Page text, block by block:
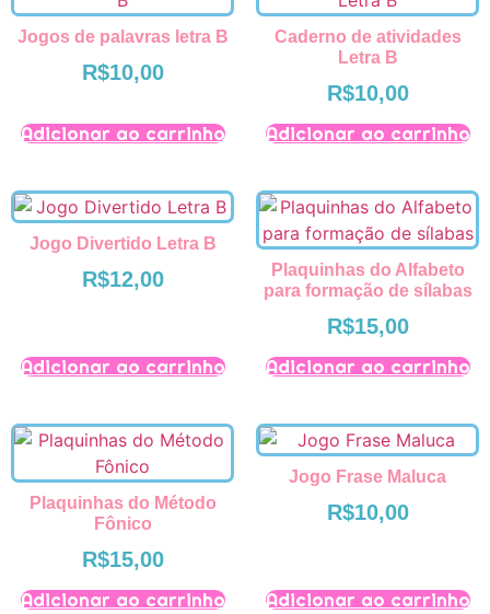
Jogos de palavras letra B
R$10,00
Adicionar ao carrinho
Caderno de atividades
Letra B
R$10,00
Adicionar ao carrinho
Jogo Divertido Letra B
R$12,00
Adicionar ao carrinho
Plaquinhas do Alfabeto
para formação de sílabas
R$15,00
Adicionar ao carrinho
Plaquinhas do Método
Fônico
R$15,00
Adicionar ao carrinho
Jogo Frase Maluca
R$10,00
Adicionar ao carrinho